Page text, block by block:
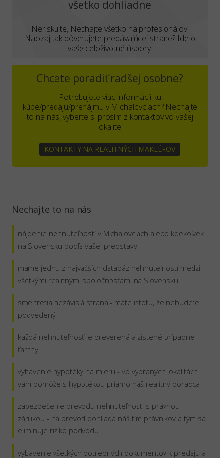
všetko dohliadne
Neriskujte, Nechajte všetko na profesionálov.
Naozaj tak dôverujete predávajúcej strane? Ide o
vaše celoživotné úspory.
Chcete poradiť radšej osobne?
Potrebujete viac informácii ku
kúpe/predaju/prenájmu v Michalovciach? Nechajte
to na nás, vyberte si prosím z kontaktov vo vašej
lokalite.
KONTAKTY NA REALITNÝCH MAKLÉROV
Nechajte to na nás
nájdenie nehnuteľností v Michalovciach alebo kdekoľvek
na Slovensku podľa vašej predstavy
máme jednu z najväčších databáz nehnuteľností medzi
všetkými realitnými spoločnosťami na Slovensku
sme tretia nezávislá strana - máte istotu, že nebudete
podvedený
každá nehnuteľnosť je preverená a zistené prípadné
ťarchy
vybavenie hypotéky na mieru - vo vybraných lokalitách
vám pomôže s hypotékou priamo náš realitný poradca
zabezpečenie prevodu nehnuteľnosti s právnou
zárukou - na prevod dohliada náš tím právnikov a tým sa
eliminuje riziko podvodu
vybavenie všetkých potrebných dokumentov k predaju a